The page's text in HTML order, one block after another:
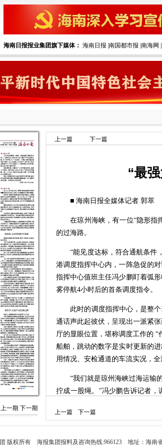
海南日报报业集团旗下媒体： 海南日报 南国都市报 南海网
上一期 下一期
上一篇 下一篇
“最
■ 海南日报全媒体记者 郭萃
在琼州海峡，有一位“隐形指挥
的过海路。
“能见度达标，符合通航条件，
港调度指挥中心内，一阵急促的
指挥中心值班主任冯少鹏盯着弧
雾停航4小时后的首条调度指令。
此时的调度指挥中心，是整个
通话声此起彼伏，呈现出一派紧
厅的显眼位置，堪称调度工作的
船舶，跳动的数字是实时更新的
用情况、安检通道的车流实况，全
“我们就是琼州海峡过海运输的
拧成一股绳。”冯少鹏告诉记者
出行筑牢保障。
上一篇 下一篇